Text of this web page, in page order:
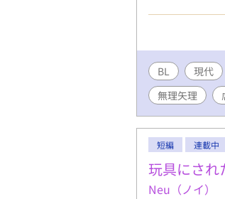
ありません
BL 現代
無理矢理
短編 連載中
玩具にされ
Neu（ノイ）